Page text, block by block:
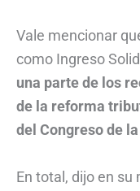
Vale mencionar
como Ingreso
una parte de los
de la reforma
del Congreso de
En total, dijo en su